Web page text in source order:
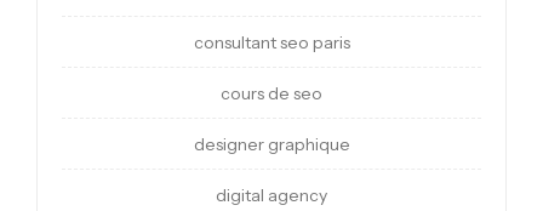
consultant seo paris
cours de seo
designer graphique
digital agency